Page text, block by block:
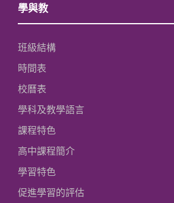
學與教
班級結構
時間表
校曆表
學科及教學語言
課程特色
高中課程簡介
學習特色
促進學習的評估